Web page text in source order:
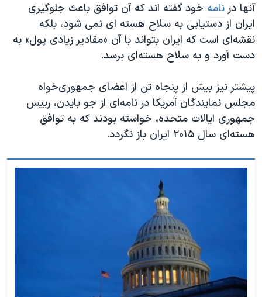
اعتراضات مردمی آبان ۹۸
اسرائیل در جنگ
نرگس محمدی برنده جایزه نوبل صلح
صفحه‌های ویژه
سفر پرزیدنت ترامپ به چین
آنها در نامه خود گفته اند که آن توافق باعث جلوگیری
ایران از دستیابی به سلاح هسته ای نمی شود، بلکه
نقشه‌ای است که ایران بتواند با آن «مقادیر زیادی پول» به
دست آورد و به سلاح هسته‌ای برسد.
پیشتر نیز بیش از پنجاه تن از اعضای جمهوری‌خواه
مجلس نمایندگان آمریکا در نامه‌ای از جو بایدن، رییس
جمهوری ایالات متحده، خواسته بودند که به توافق
هسته‌ای سال ۲۰۱۵ ایران باز نگردد.